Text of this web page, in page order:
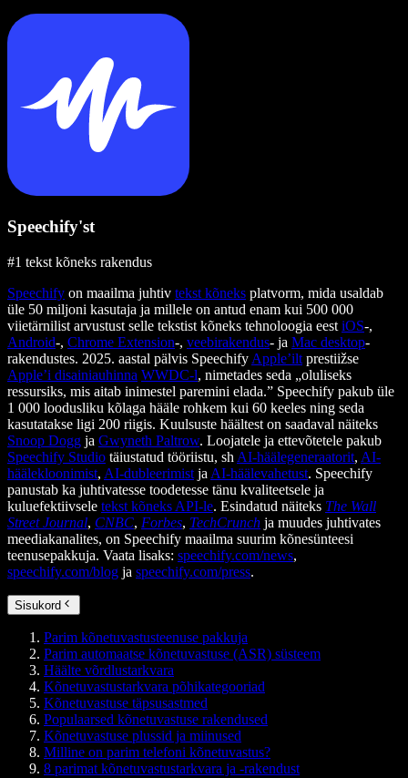
Speechify'st
#1 tekst kõneks rakendus
Speechify on maailma juhtiv tekst kõneks platvorm, mida usaldab
üle 50 miljoni kasutaja ja millele on antud enam kui 500 000
viietärnilist arvustust selle tekstist kõneks tehnoloogia eest iOS-,
Android-, Chrome Extension-, veebirakendus- ja Mac desktop-
rakendustes. 2025. aastal pälvis Speechify Apple’ilt prestiižse
Apple’i disainiauhinna WWDC-l, nimetades seda „oluliseks
ressursiks, mis aitab inimestel paremini elada.” Speechify pakub üle
1 000 loodusliku kõlaga hääle rohkem kui 60 keeles ning seda
kasutatakse ligi 200 riigis. Kuulsuste häältest on saadaval näiteks
Snoop Dogg ja Gwyneth Paltrow. Loojatele ja ettevõtetele pakub
Speechify Studio täiustatud tööriistu, sh AI-häälegeneraatorit, AI-
häälekloonimist, AI-dubleerimist ja AI-häälevahetust. Speechify
panustab ka juhtivatesse toodetesse tänu kvaliteetsele ja
kuluefektiivsele tekst kõneks API-le. Esindatud näiteks The Wall
Street Journal, CNBC, Forbes, TechCrunch ja muudes juhtivates
meediakanalites, on Speechify maailma suurim kõnesünteesi
teenusepakkuja. Vaata lisaks: speechify.com/news,
speechify.com/blog ja speechify.com/press.
Sisukord
Parim kõnetuvastusteenuse pakkuja
Parim automaatse kõnetuvastuse (ASR) süsteem
Häälte võrdlustarkvara
Kõnetuvastus­tarkvara põhikategooriad
Kõnetuvastuse täpsusastmed
Populaarsed kõnetuvastuse rakendused
Kõnetuvastuse plussid ja miinused
Milline on parim telefoni kõnetuvastus?
8 parimat kõnetuvastustarkvara ja -rakendust